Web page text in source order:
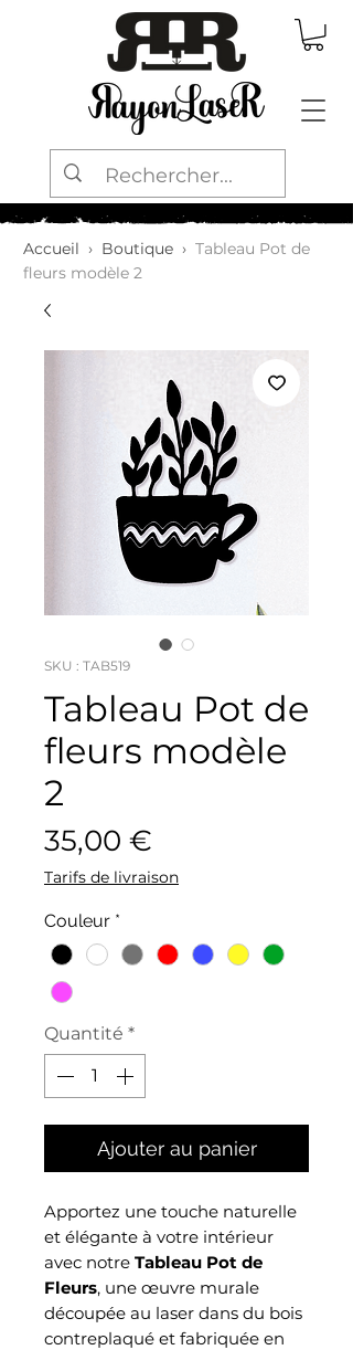
Accueil › Boutique › Tableau Pot de
fleurs modèle 2
SKU : TAB519
Tableau Pot de
fleurs modèle
2
35,00 €
Tarifs de livraison
Couleur *
Quantité *
Ajouter au panier
Apportez une touche naturelle
et élégante à votre intérieur
avec notre Tableau Pot de
Fleurs, une œuvre murale
découpée au laser dans du bois
contreplaqué et fabriquée en